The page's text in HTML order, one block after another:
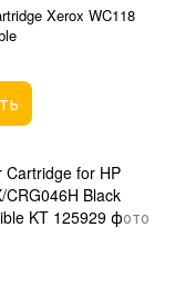
Xerox WC118